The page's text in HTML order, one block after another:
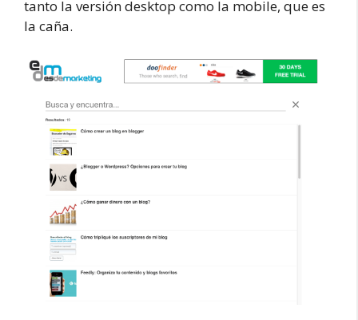
tanto la versión desktop como la mobile, que es
la caña.